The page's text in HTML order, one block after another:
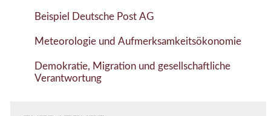
Beispiel Deutsche Post AG
Meteorologie und Aufmerksamkeitsökonomie
Demokratie, Migration und gesellschaftliche
Verantwortung